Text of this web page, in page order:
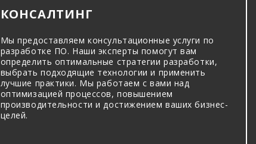
КОНСАЛТИНГ
Мы предоставляем консультационные услуги по
разработке ПО. Наши эксперты помогут вам
определить оптимальные стратегии разработки,
выбрать подходящие технологии и применить
лучшие практики. Мы работаем с вами над
оптимизацией процессов, повышением
производительности и достижением ваших бизнес-
целей.